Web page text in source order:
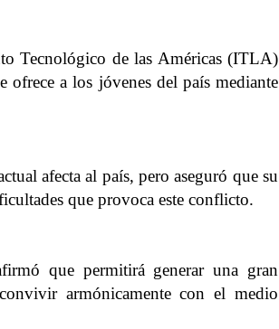
Tecnológico de las Américas (ITLA)
ofrece a los jóvenes del país mediante
afecta al país, pero aseguró que su
que provoca este conflicto.
que permitirá generar una gran
armónicamente con el medio